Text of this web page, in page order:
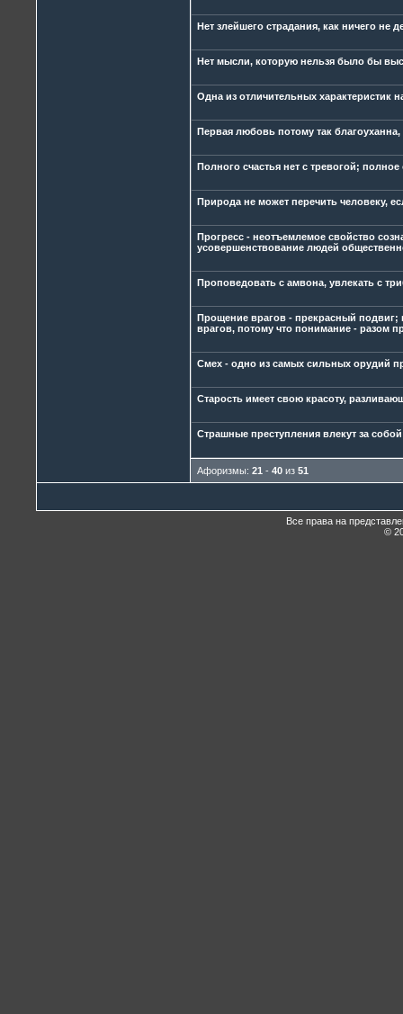
Нет злейшего страдания, как ничего не
Нет мысли, которую нельзя было бы
Одна из отличительных характеристик
Первая любовь потому так
Полного счастья нет с тревогой;
Природа не может перечить человеку,
Прогресс - неотъемлемое свойство
усовершенствование людей
Проповедовать с амвона, увлекать с
Прощение врагов - прекрасный подвиг;
врагов, потому что понимание - разом
Смех - одно из самых сильных орудий
Старость имеет свою красоту,
Страшные преступления влекут за
Афоризмы: 21 - 40 из 51
Все права на
©